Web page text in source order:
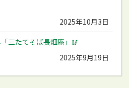
2025年10月3日
三たてそば長畑庵」🥢
2025年9月19日